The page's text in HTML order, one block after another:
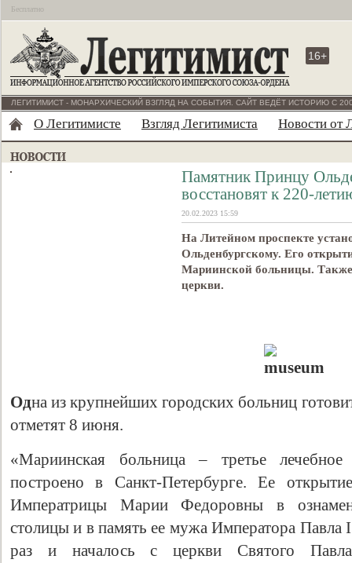
Бесплатно
16+
ЛЕГИТИМИСТ - МОНАРХИЧЕСКИЙ ВЗГЛЯД НА СОБЫТИЯ. САЙТ ВЕДЁТ ИСТОРИЮ С
О Легитимисте Взгляд Легитимиста Новости от
Памятник Принцу
восcтановят к 220-
20.02.2023 15:59
На Литейном проспекте
Ольденбургскому. Его
Мариинской больницы. Также
церкви.
Одна из крупнейших городских больниц
отметят 8 июня.
«Мариинская больница – третье
построено в Санкт-Петербурге. Ее
Императрицы Марии Федоровны в
столицы и в память ее мужа Императора Павла
раз и началось с церкви Святого